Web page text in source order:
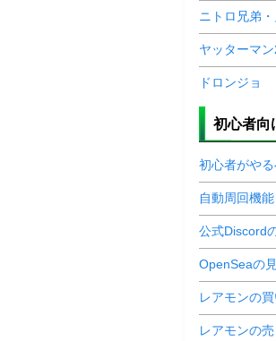
ニトロ兄弟
ヤッターマ
ドロンジョ
初心者向
初心者がやる
自動周回機
公式Discord
OpenSeaの
レアモンの
レアモンの